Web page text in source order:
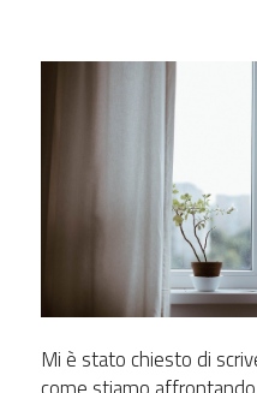
Mi è stato chiesto di